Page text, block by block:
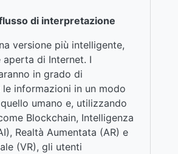
di interpretazione
versione più intelligente,
aperta di Internet. I
in grado di
informazioni in un modo
umano e, utilizzando
Blockchain, Intelligenza
Realtà Aumentata (AR) e
(VR), gli utenti